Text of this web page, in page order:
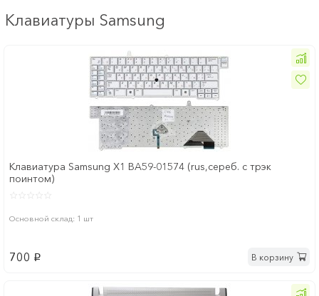
Клавиатуры Samsung
Клавиатура Samsung X1 BA59-01574 (rus,сереб. с трэк
поинтом)
Основной склад: 1 шт
700 p В корзину